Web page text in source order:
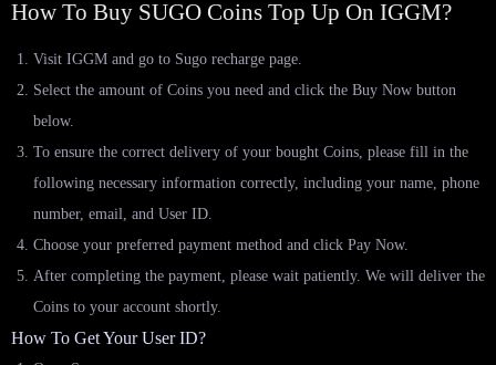
How To Buy SUGO Coins Top Up On IGGM?
Visit IGGM and go to Sugo recharge page.
Select the amount of Coins you need and click the Buy Now button
below.
To ensure the correct delivery of your bought Coins, please fill in the
following necessary information correctly, including your name, phone
number, email, and User ID.
Choose your preferred payment method and click Pay Now.
After completing the payment, please wait patiently. We will deliver the
Coins to your account shortly.
How To Get Your User ID?